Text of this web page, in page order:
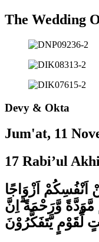
The Wedding
Devy & Okta
Jum'at, 11
17 Rabi’ul
اَنْفُسِكُمْ اَزْوَاجًا
مَّوَدَّةً وَّرَحْمَةً ۗاِنَّ
لِّقَوْمٍ يَّتَفَكَّرُوْنَ